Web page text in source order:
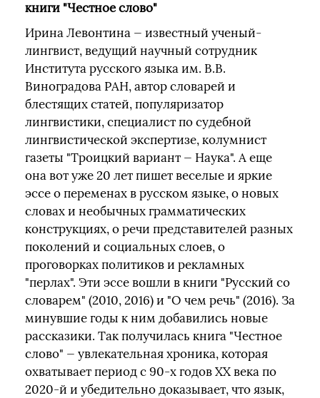
книги "Честное слово"
Ирина Левонтина — известный ученый-
лингвист, ведущий научный сотрудник
Института русского языка им. В.В.
Виноградова РАН, автор словарей и
блестящих статей, популяризатор
лингвистики, специалист по судебной
лингвистической экспертизе, колумнист
газеты "Троицкий вариант — Наука". А еще
она вот уже 20 лет пишет веселые и яркие
эссе о переменах в русском языке, о новых
словах и необычных грамматических
конструкциях, о речи представителей разных
поколений и социальных слоев, о
проговорках политиков и рекламных
"перлах". Эти эссе вошли в книги "Русский со
словарем" (2010, 2016) и "О чем речь" (2016). За
минувшие годы к ним добавились новые
рассказики. Так получилась книга "Честное
слово" — увлекательная хроника, которая
охватывает период с 90-х годов ХХ века по
2020-й и убедительно доказывает, что язык,